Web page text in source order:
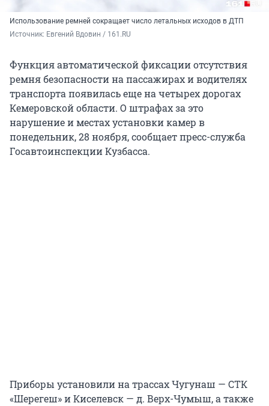
Использование ремней сокращает число летальных исходов в ДТП
Источник: Евгений Вдовин / 161.RU
Функция автоматической фиксации отсутствия
ремня безопасности на пассажирах и водителях
транспорта появилась еще на четырех дорогах
Кемеровской области. О штрафах за это
нарушение и местах установки камер в
понедельник, 28 ноября, сообщает пресс-служба
Госавтоинспекции Кузбасса.
Приборы установили на трассах Чугунаш — СТК
«Шерегеш» и Киселевск — д. Верх-Чумыш, а также